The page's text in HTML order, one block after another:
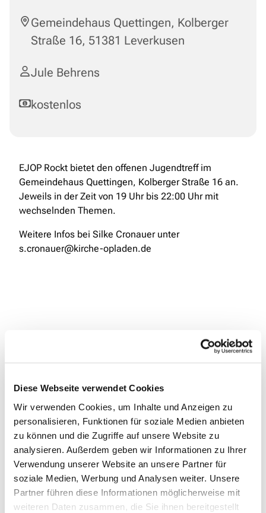
Diese Webseite verwendet Cookies
Wir verwenden Cookies, um Inhalte und Anzeigen zu
personalisieren, Funktionen für soziale Medien anbieten
zu können und die Zugriffe auf unsere Website zu
analysieren. Außerdem geben wir Informationen zu Ihrer
Verwendung unserer Website an unsere Partner für
soziale Medien, Werbung und Analysen weiter. Unsere
Partner führen diese Informationen möglicherweise mit
weiteren Daten zusammen, die Sie ihnen bereitgestellt
Gemeindehaus Quettingen, Kolberger
Straße 16, 51381 Leverkusen
Jule Behrens
kostenlos
EJOP Rockt bietet den offenen Jugendtreff im
Gemeindehaus Quettingen, Kolberger Straße 16 an.
Jeweils in der Zeit von 19 Uhr bis 22:00 Uhr mit
wechselnden Themen.
Weitere Infos bei Silke Cronauer unter
s.cronauer@kirche-opladen.de